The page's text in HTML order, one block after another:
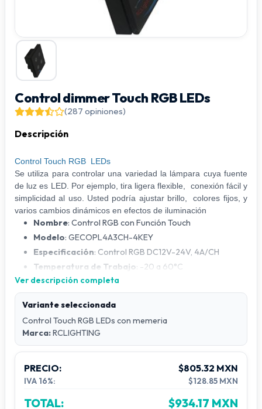
Control dimmer Touch RGB LEDs
(287 opiniones)
Descripción
Control Touch RGB LEDs
Se utiliza para controlar una variedad la lámpara cuya fuente
de luz es LED. Por ejemplo, tira ligera flexible, conexión fácil y
simplicidad al uso. Usted podría ajustar brillo, colores fijos, y
varios cambios dinámicos en efectos de iluminación
Nombre: Control RGB con Función Touch
Modelo: GECOPL4A3CH-4KEY
Especificación: Control RGB DC12V-24V, 4A/CH
Temperatura de Trabajo: -20 a 60°C
Tensión de Alimentación
Salida: 3 canales
Modo de Conexión: Ánodo común
Dimensión Exterior : L86xW86xH36 mm
Peso: 185g
Consumo de Energía Estático
Corriente de Salida
Ver descripción completa
Variante seleccionada
Control Touch RGB LEDs con memeria
Marca:RCLIGHTING
PRECIO: $805.32 MXN
IVA 16%: $128.85 MXN
TOTAL: $934.17 MXN